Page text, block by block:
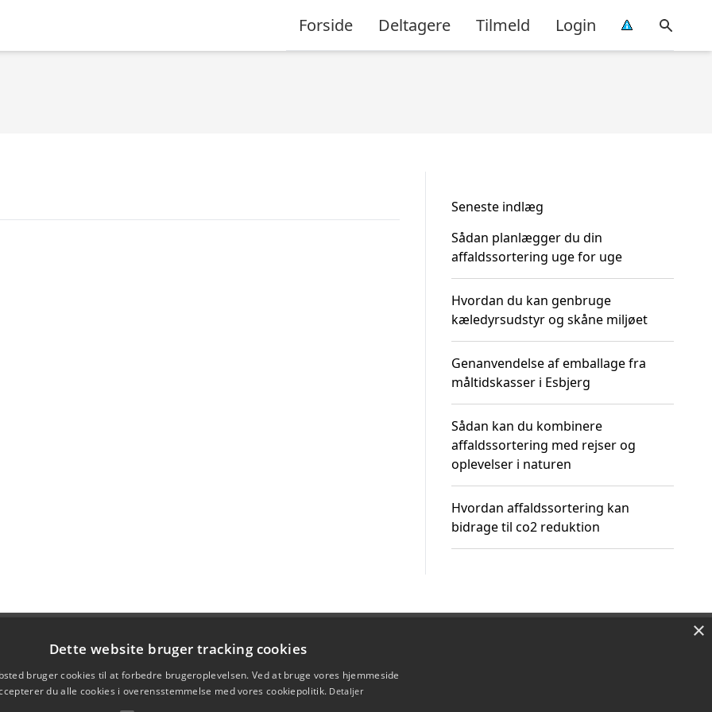
Forside Deltagere Tilmeld Login
Seneste indlæg
Sådan planlægger du din
affaldssortering uge for uge
Hvordan du kan genbruge
kæledyrsudstyr og skåne miljøet
Genanvendelse af emballage fra
måltidskasser i Esbjerg
Sådan kan du kombinere
affaldssortering med rejser og
oplevelser i naturen
Hvordan affaldssortering kan
bidrage til co2 reduktion
×
Dette website bruger tracking cookies
bruger cookies til at forbedre brugeroplevelsen. Ved at bruge vores hjemmeside
du alle cookies i overensstemmelse med vores cookiepolitik. Detaljer